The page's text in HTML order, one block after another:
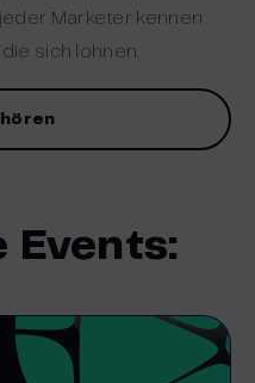
Marketer kennen
sich lohnen.
Events: